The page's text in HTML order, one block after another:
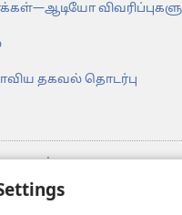
தகவல் தொடர்பு